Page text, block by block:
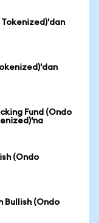
Tokenized)'dan
Fund (Ondo
(Ondo
Bullish (Ondo